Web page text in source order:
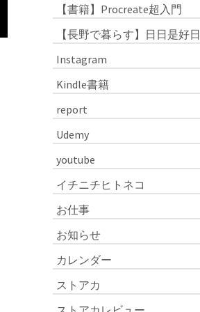
【書籍】Procreate超入門
【長野で暮らす】日日是好日
Instagram
Kindle書籍
report
Udemy
youtube
イチニチヒトネコ
お仕事
お知らせ
カレンダー
ストアカ